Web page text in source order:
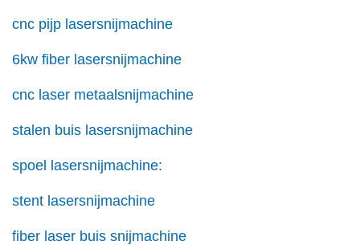
cnc pijp lasersnijmachine
6kw fiber lasersnijmachine
cnc laser metaalsnijmachine
stalen buis lasersnijmachine
spoel lasersnijmachine:
stent lasersnijmachine
fiber laser buis snijmachine